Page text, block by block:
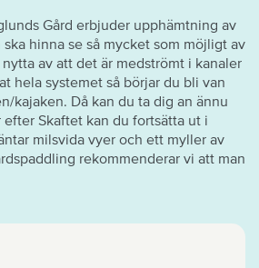
Gård erbjuder upphämtning av
hinna se så mycket som möjligt av
av att det är medströmt i kanaler
hela systemet så börjar du bli van
kajaken. Då kan du ta dig an ännu
Skaftet kan du fortsätta ut i
milsvida vyer och ett myller av
rekommenderar vi att man